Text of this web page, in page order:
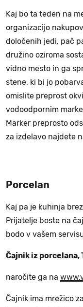
Kaj bo ta teden na
organizacijo
določenih jedi, pač
družino oziroma
vidno mesto in ga
stene, ki bi jo
omislite preprost
vodoodpornim
Marker preprosto
za izdelavo najdete
Porcelan
Kaj pa je kuhinja
Prijatelje boste na
bodo v vašem
Čajnik iz porcelana,
naročite ga na
Čajnik ima mrežico